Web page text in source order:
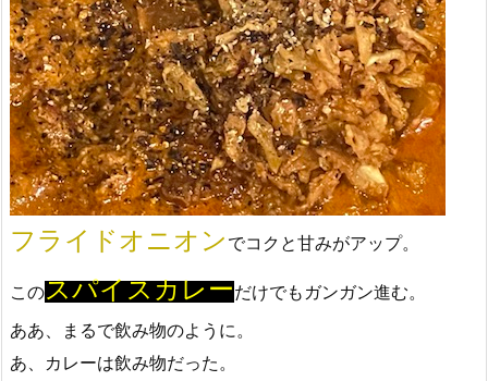
フライドオニオン でコクと甘みがアップ。
このスパイスカレーだけでもガンガン進む。
ああ、まるで飲み物のように。
あ、カレーは飲み物だった。